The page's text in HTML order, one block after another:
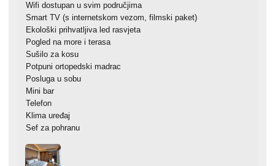
Wifi dostupan u svim područjima
Smart TV (s internetskom vezom, filmski paket)
Ekološki prihvatljiva led rasvjeta
Pogled na more i terasa
Sušilo za kosu
Potpuni ortopedski madrac
Posluga u sobu
Mini bar
Telefon
Klima uređaj
Sef za pohranu